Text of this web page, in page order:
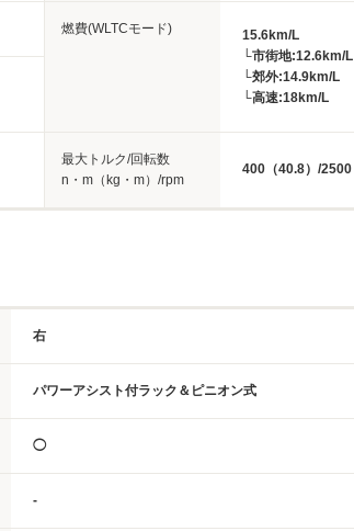
燃費(WLTCモード)
15.6km/L
└市街地:12.6km/L
└郊外:14.9km/L
└高速:18km/L
最大トルク/回転数
n・m（kg・m）/rpm
400（40.8）/2500
右
パワーアシスト付ラック＆ピニオン式
◯
-